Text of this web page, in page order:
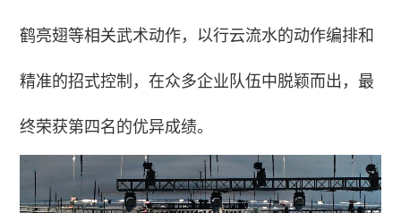
鹤亮翅等相关武术动作，以行云流水的动作编排和
精准的招式控制，在众多企业队伍中脱颖而出，最
终荣获第四名的优异成绩。